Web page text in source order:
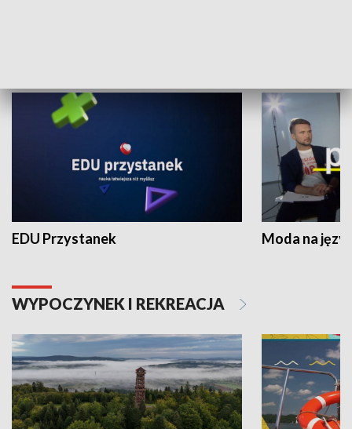
EDU Przystanek Moda na
WYPOCZYNEK I REKREACJA